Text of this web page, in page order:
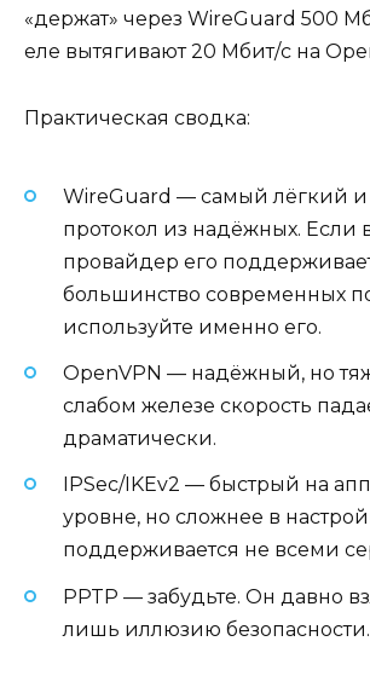
«держат» через WireGuard 500
еле вытягивают 20 Мбит/с на
Практическая сводка:
WireGuard — самый лёгкий
протокол из надёжных. Если
провайдер его
большинство современных
используйте именно его.
OpenVPN — надёжный, но
слабом железе скорость
драматически.
IPSec/IKEv2 — быстрый на
уровне, но сложнее в
поддерживается не всеми
PPTP — забудьте. Он давно
лишь иллюзию безопасности.